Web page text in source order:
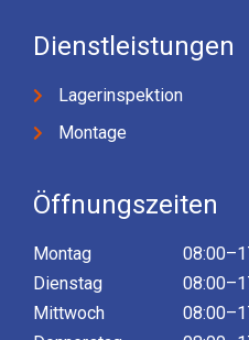
Dienstleistungen
Lagerinspektion
Montage
Öffnungszeiten
Montag
Dienstag
Mittwoch